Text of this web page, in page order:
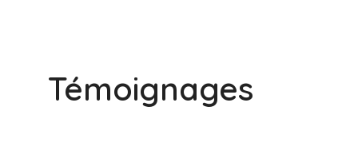
Témoignages